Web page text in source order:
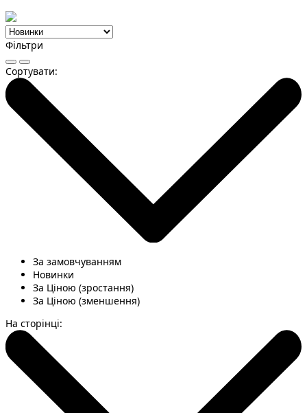
Фільтри
Сортувати:
За замовчуванням
Новинки
За Ціною (зростання)
За Ціною (зменшення)
На сторінці: